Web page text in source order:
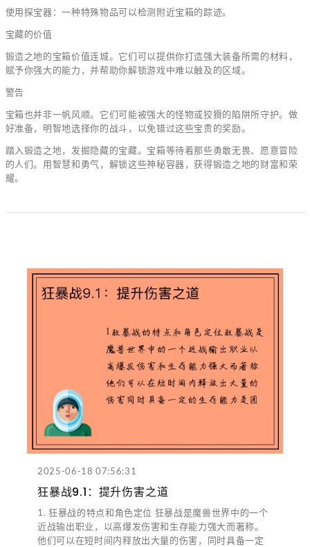
使用探宝器：一种特殊物品可以检测附近宝箱的踪迹。
宝藏的价值
锻造之地的宝箱价值连城。它们可以提供你打造强大装备所需的材料，
赋予你强大的能力，并帮助你解锁游戏中难以触及的区域。
警告
宝箱也并非一帆风顺。它们可能被强大的怪物或狡猾的陷阱所守护。做
好准备，明智地选择你的战斗，以免错过这些宝贵的奖励。
踏入锻造之地，发掘隐藏的宝藏。宝箱等待着那些勇敢无畏、愿意冒险
的人们。用智慧和勇气，解锁这些神秘容器，获得锻造之地的财富和荣
耀。
2025-06-18 07:56:31
狂暴战9.1：提升伤害之道
1. 狂暴战的特点和角色定位 狂暴战是魔兽世界中的一个
近战输出职业，以高爆发伤害和生存能力强大而著称。
他们可以在短时间内释放出大量的伤害，同时具备一定